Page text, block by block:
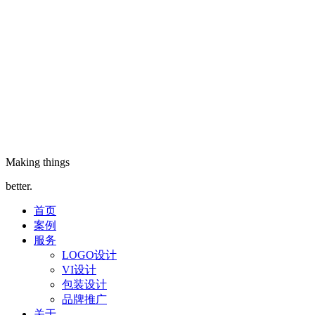
Making things
better.
首页
案例
服务
LOGO设计
VI设计
包装设计
品牌推广